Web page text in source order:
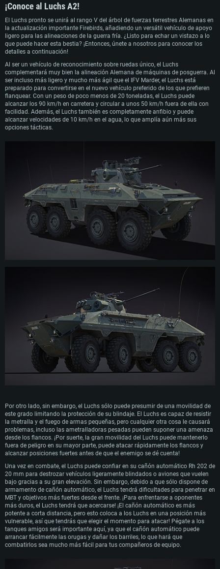
recibiendo varias actualizaciones y modernizaciones a lo largo de su vida útil.
Sin embargo, en 2009 se reconoció que los Luchs habían caído en la
obsolescencia, y los 68 vehículos que quedaban fueron finalmente retirados.
¡Conoce al Luchs A2!
El Luchs pronto se unirá al rango V del árbol de fuerzas terrestres Alemanas en
la actualización importante Firebirds, añadiendo un versátil vehículo de apoyo
ligero para las alineaciones de la guerra fría. ¿Listo para echar un vistazo a lo
que puede hacer esta bestia? ¡Entonces, únete a nosotros para conocer los
detalles a continuación!
Al ser un vehículo de reconocimiento sobre ruedas único, el Luchs
complementará muy bien la alineación Alemana de máquinas de posguerra. Al
ser incluso más ligero y mucho más ágil que el IFV Marder, el Luchs está
preparado para convertirse en el nuevo vehículo preferido de los que prefieren
flanquear. Con un peso de poco menos de 20 toneladas, el Luchs puede
alcanzar los 90 km/h en carretera y circular a unos 50 km/h fuera de ella con
facilidad. Además, el Luchs también es completamente anfibio y puede
alcanzar velocidades de 10 km/h en el agua, lo que amplía aún más sus
opciones tácticas.
Por otro lado, sin embargo, el Luchs sólo puede presumir de una movilidad de
este grado limitando la protección de su blindaje. El Luchs es capaz de resistir
la metralla y el fuego de armas pequeñas, pero cualquier otra cosa le causará
problemas, incluso las ametralladoras pesadas pueden suponer una amenaza
desde los flancos. ¡Por suerte, la gran movilidad del Luchs puede mantenerlo
fuera de peligro en su mayor parte, puede atacar rápidamente los flancos y
alcanzar posiciones fuertes antes de que el enemigo se dé cuenta!
Una vez en combate, el Luchs puede confiar en su cañón automático Rh 202 de
20 mm para destrozar vehículos ligeramente blindados o aviones que vuelen
bajo gracias a su gran elevación. Sin embargo, debido a que sólo dispone de
armamento de cañón automático, el Luchs tendrá dificultades para penetrar en
MBT y objetivos más fuertes desde el frente. ¡Para enfrentarse a oponentes
más duros, el Luchs tendrá que acercarse! ¡El cañón automático es más
potente a corta distancia, pero esto coloca a los Luchs en una posición más
vulnerable, así que tendrás que elegir el momento para atacar! Pégate a los
tanques amigos será importante aquí, ya que el cañón automático puede
arrancar fácilmente las orugas y dañar los barriles, lo que hará que
combatirlos sea mucho más fácil para tus compañeros de equipo.